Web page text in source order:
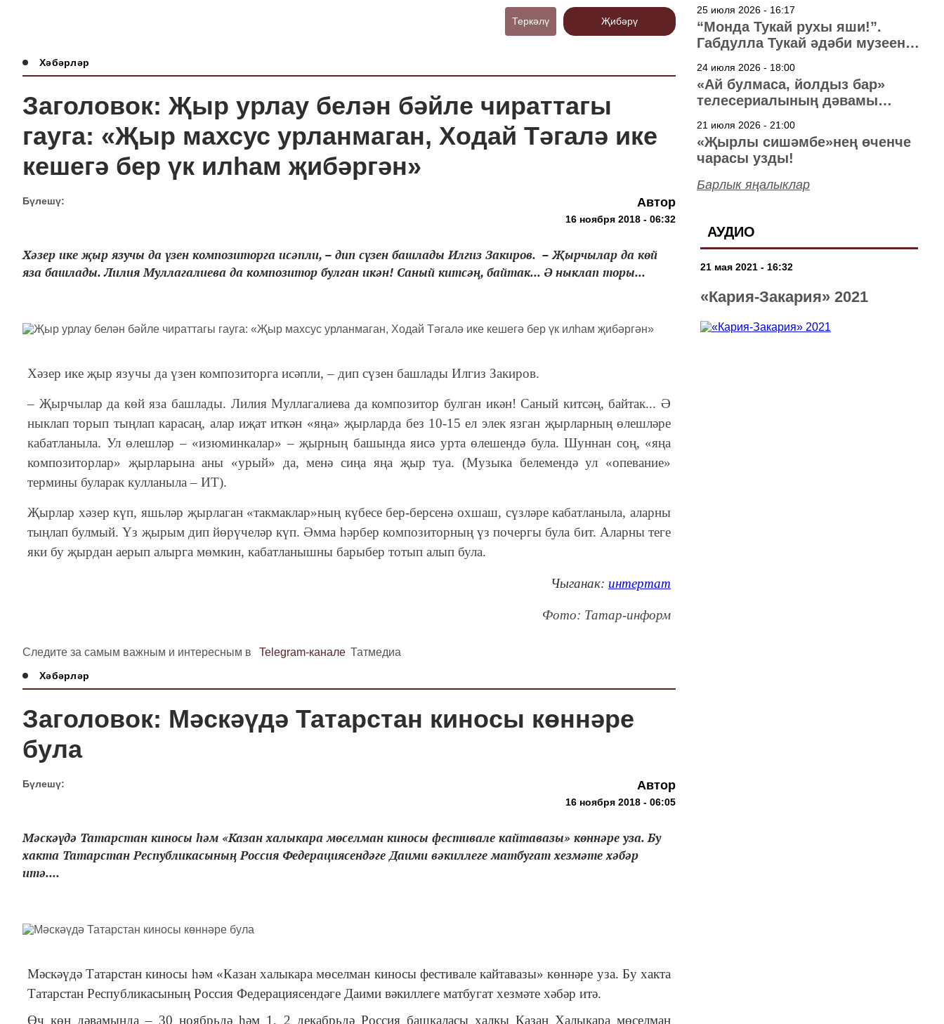
Теркәлү Җибәрү
Хәбәрләр
Заголовок: Җыр урлау белән бәйле чираттагы
гауга: «Җыр махсус урланмаган, Ходай Тәгалә ике
кешегә бер үк илһам җибәргән»
Бүлешү: Автор
16 ноября 2018 - 06:32
Хәзер ике җыр язучы да үзен композиторга исәпли, – дип сүзен башлады Илгиз Закиров. – Җырчылар да көй
яза башлады. Лилия Муллагалиева да композитор булган икән! Саный китсәң, байтак... Ә ныклап торы...
Хәзер ике җыр язучы да үзен композиторга исәпли, – дип сүзен башлады Илгиз Закиров.
– Җырчылар да көй яза башлады. Лилия Муллагалиева да композитор булган икән! Саный китсәң, байтак... Ә
ныклап торып тыңлап карасаң, алар иҗат иткән «яңа» җырларда без 10-15 ел элек язган җырларның өлешләре
кабатланыла. Ул өлешләр – «изюминкалар» – җырның башында яисә урта өлешендә була. Шуннан соң, «яңа
композиторлар» җырларына аны «урый» да, менә сиңа яңа җыр туа. (Музыка белемендә ул «опевание»
термины буларак кулланыла – ИТ).
Җырлар хәзер күп, яшьләр җырлаган «такмаклар»ның күбесе бер-берсенә охшаш, сүзләре кабатланыла, аларны
тыңлап булмый. Үз җырым дип йөрүчеләр күп. Әмма һәрбер композиторның үз почергы була бит. Аларны теге
яки бу җырдан аерып алырга мөмкин, кабатланышны барыбер тотып алып була.
Чыганак: интертат
Фото: Татар-информ
Следите за самым важным и интересным в Telegram-канале Татмедиа
Хәбәрләр
Заголовок: Мәскәүдә Татарстан киносы көннәре
була
Бүлешү: Автор
16 ноября 2018 - 06:05
Мәскәүдә Татарстан киносы һәм «Казан халыкара мөселман киносы фестивале кайтавазы» көннәре уза. Бу
хакта Татарстан Республикасының Россия Федерациясендәге Даими вәкиллеге матбугат хезмәте хәбәр
итә....
Мәскәүдә Татарстан киносы һәм «Казан халыкара мөселман киносы фестивале кайтавазы» көннәре уза. Бу хакта
Татарстан Республикасының Россия Федерациясендәге Даими вәкиллеге матбугат хезмәте хәбәр итә.
Өч көн дәвамында– 30 ноябрьдә һәм 1, 2 декабрьдә Россия башкаласы халкы Казан Халыкара мөселман
25 июля 2026 - 16:17
“Монда Тукай рухы яши!”.
Габдулла Тукай әдәби музеена
24 июля 2026 - 18:00
«Ай булмаса, йолдыз бар»
телесериалының дәвамы
21 июля 2026 - 21:00
«Җырлы сишәмбе»нең өченче
чарасы узды!
Барлык яңалыклар
АУДИО
21 мая 2021 - 16:32
«Кария-Закария» 2021